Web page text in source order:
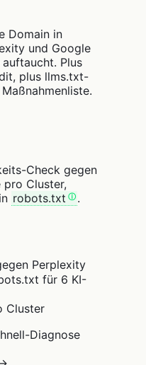
Domain in
und Google
Plus
plus llms.txt-
Check gegen
Cluster,
robots.txt
.
Perplexity
für 6 KI-
Cluster
Diagnose